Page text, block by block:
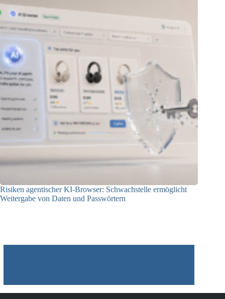
Risiken agentischer KI-Browser: Schwachstelle ermöglicht
Weitergabe von Daten und Passwörtern